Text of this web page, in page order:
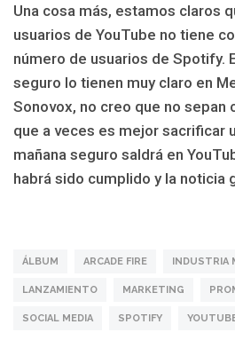
Una cosa más, estamos claros
usuarios de YouTube no tiene
número de usuarios de Spotify.
seguro lo tienen muy claro en
Sonovox, no creo que no sepan
que a veces es mejor sacrificar
mañana seguro saldrá en
habrá sido cumplido y la noticia
ÁLBUM ARCADE FIRE INDUSTRIA
LANZAMIENTO MARKETING
SOCIAL MEDIA SPOTIFY